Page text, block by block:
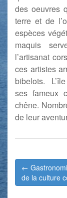
des oeuvres
terre et de
espèces
maquis
l’artisanat
ces artistes
bibelots.
ses fameux
chêne.
de leur
Post
←
de la culture